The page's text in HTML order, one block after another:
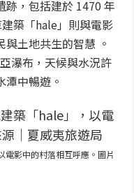
跡，包括建於 1470 年
築「hale」則與電影
土地共生的智慧 。
瀑布，天候與水況許
中暢遊。
電影中的村落相互呼應。圖片